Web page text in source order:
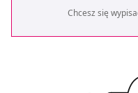
Chcesz się